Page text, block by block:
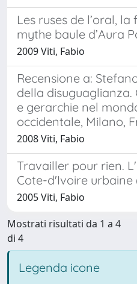
Les ruses de l’oral, la
mythe baule d’Aura
2009 Viti, Fabio
Recensione a:
della
e gerarchie nel
occidentale, Milano,
2008 Viti, Fabio
Travailler pour rien.
Cote-d'Ivoire urbaine
2005 Viti, Fabio
Mostrati risultati da 1 a 4
di 4
Legenda icone